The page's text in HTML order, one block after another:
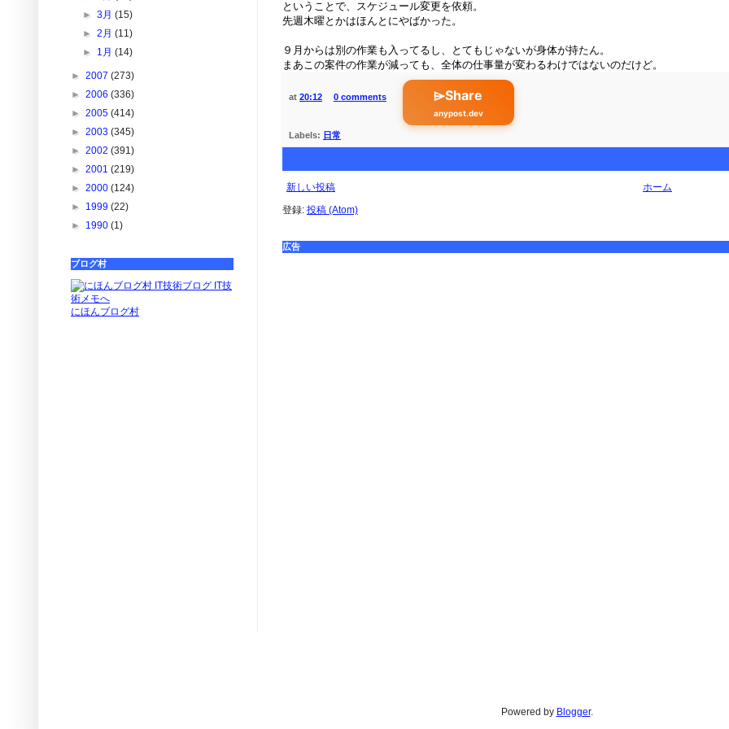
ということで、スケジュール変更を依頼。
先週木曜とかはほんとにやばかった。
９月からは別の作業も入ってるし、とてもじゃないが身体が持たん。
まあこの案件の作業が減っても、全体の仕事量が変わるわけではないのだけど。
at 20:12 0 comments ⌲Share
anypost.dev
Labels: 日常
新しい投稿
ホーム
登録: 投稿 (Atom)
広告
►3月(15)
►2月(11)
► 1月(14)
► 2007 (273)
► 2006 (336)
► 2005 (414)
► 2003 (345)
► 2002 (391)
► 2001 (219)
► 2000 (124)
► 1999 (22)
► 1990 (1)
ブログ村
にほんブログ村
Powered by Blogger.